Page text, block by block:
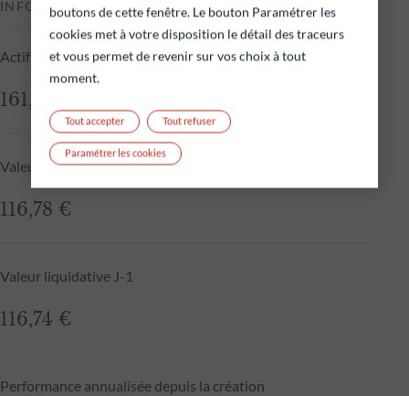
INFORMATIONS CLÉS
Actif net du fonds au 05.08.2026
161,65 M€
Valeur liquidative au 05.08.2026
116,78 €
Valeur liquidative J-1
116,74 €
Performance annualisée depuis la création
boutons de cette fenêtre. Le bouton Paramétrer les
cookies met à votre disposition le détail des traceurs
et vous permet de revenir sur vos choix à tout
moment.
Tout refuser
Tout accepter
Paramétrer les cookies